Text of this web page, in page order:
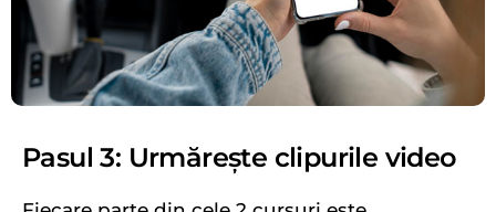
Pasul 3: Urmărește clipurile video